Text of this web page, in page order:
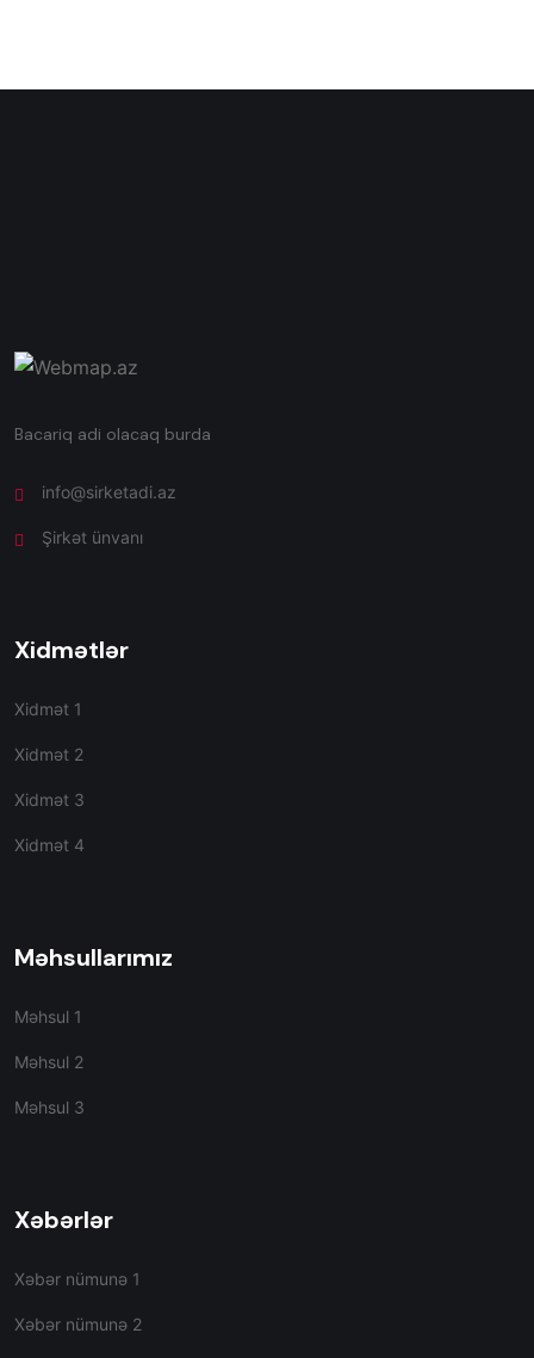
Bacariq adi olacaq burda
info@sirketadi.az
Şirkət ünvanı
Xidmətlər
Xidmət 1
Xidmət 2
Xidmət 3
Xidmət 4
Məhsullarımız
Məhsul 1
Məhsul 2
Məhsul 3
Xəbərlər
Xəbər nümunə 1
Xəbər nümunə 2